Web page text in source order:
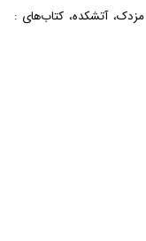
: ادیان ایرانی، مجوس، زرتشت، مانی، مزدک، آتشکده، کتاب‌های